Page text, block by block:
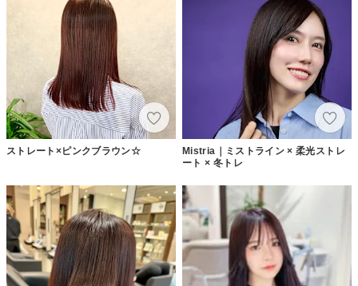
ストレート×ピンクブラウン☆
Mistria｜ミストライン × 柔光ストレ
ート × 冬トレ